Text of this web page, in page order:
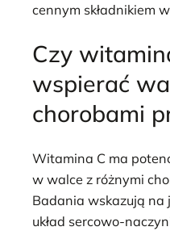
cennym składnikiem
Czy
wspierać
chorobami
Witamina C ma
w walce z różnymi
Badania wskazują na
układ sercowo-